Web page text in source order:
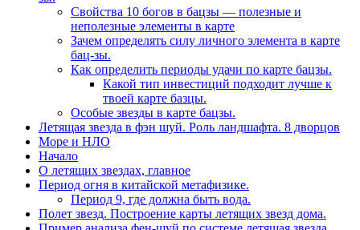
Свойства 10 богов в бацзы — полезные и
неполезные элементы в карте
Зачем определять силу личного элемента в карте
бац-зы.
Как определить периоды удачи по карте бацзы.
Какой тип инвестиций подходит лучше к
твоей карте базцы.
Особые звезды в карте бацзы.
Летящая звезда в фэн шуй. Роль ландшафта. 8 дворцов
Море и НЛО
Начало
О летящих звездах, главное
Период огня в китайской метафизике.
Период 9, где должна быть вода.
Полет звезд. Построение карты летящих звезд дома.